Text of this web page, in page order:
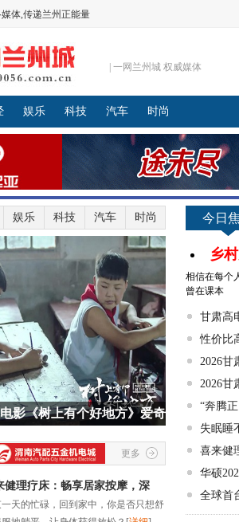
体,传递兰州正能量
| 一网兰州城 权威媒体
娱乐 科技 汽车 时尚
娱乐 科技 汽车 时尚
影《树上有个好地方》爱奇
更多
健理疗床：畅享居家按摩，深
天的忙碌，回到家中，你是否只想舒
今日
乡
相信在每个
曾在课本
甘肃高
性价比
2026甘
2026甘
“奔腾
失眠睡
喜来健
华硕
全球首